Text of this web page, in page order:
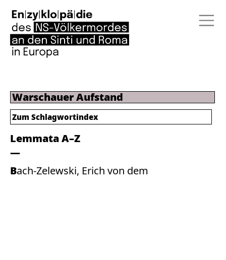
Warschauer Aufstand
Lemmata A–Z
Bach-Zelewski, Erich von dem
Zum Schlagwortindex